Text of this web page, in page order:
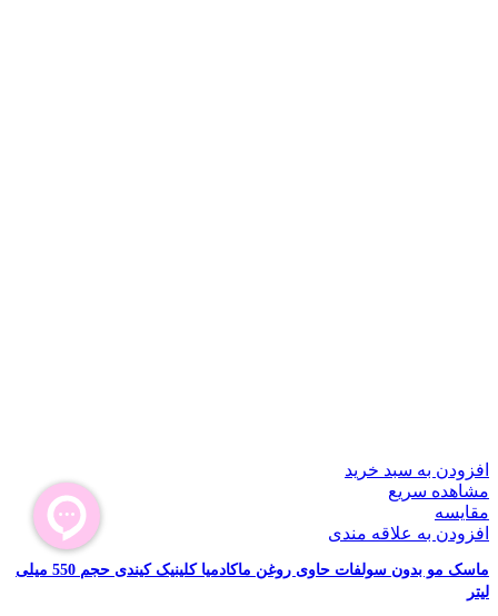
افزودن به سبد خرید
مشاهده سریع
مقایسه
افزودن به علاقه مندی
ماسک مو بدون سولفات حاوی روغن ماکادمیا کلینیک کیندی حجم 550 میلی
لیتر